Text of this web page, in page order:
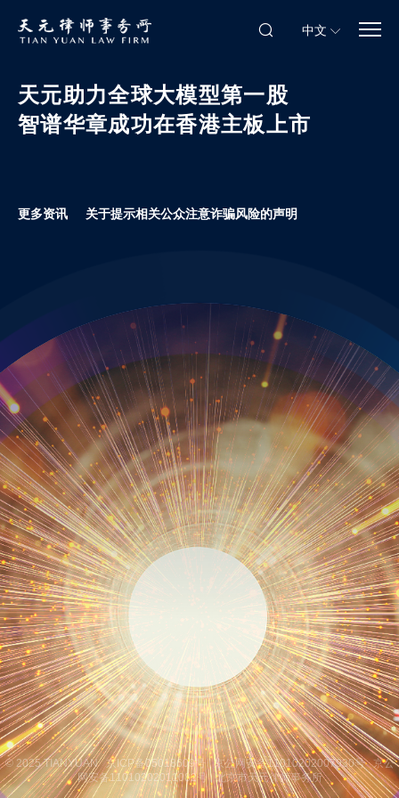
中文
天元助力全球大模型第一股
智谱华章成功在香港主板上市
更多资讯 关于提示相关公众注意诈骗风险的声明
© 2025 TIANYUAN京ICP备05018609号 京公网安备11010202007930号
京公
网安备11010202011082号北京市天元律师事务所